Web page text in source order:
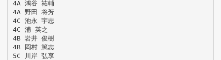
4A 鴻谷 祐輔
4A 野田 将芳
4C 池永 宇志
4C 浦 英之
4B 岩井 俊樹
4B 岡村 篤志
5C 川岸 弘享